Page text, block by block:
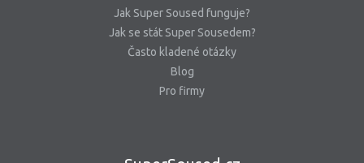
Jak Super Soused funguje?
Jak se stát Super Sousedem?
Často kladené otázky
Blog
Pro firmy